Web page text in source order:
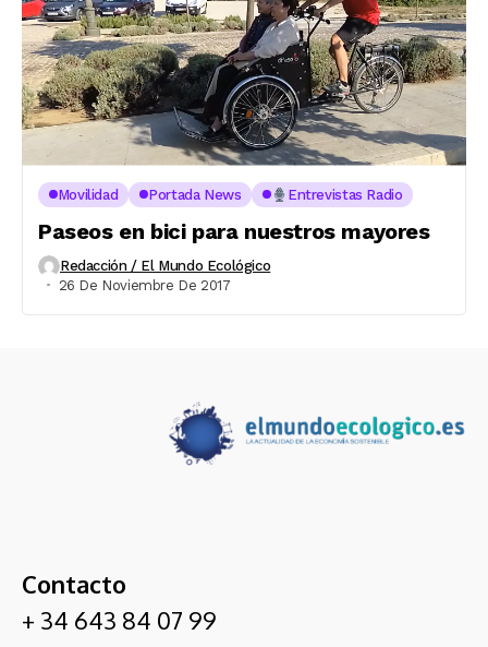
Movilidad Portada News Entrevistas Radio
Paseos en bici para nuestros mayores
Redacción / El Mundo Ecológico
26 De Noviembre De 2017
Contacto
+ 34 643 84 07 99